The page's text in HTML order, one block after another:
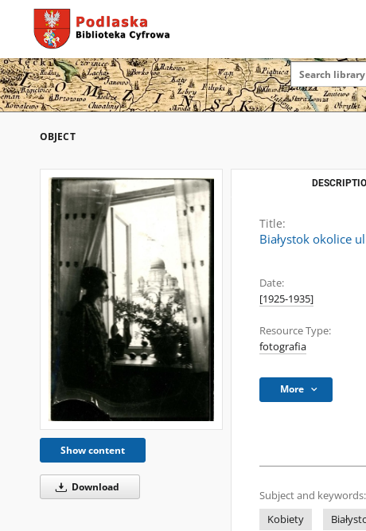
OBJECT
Show content
Download
Title:
Białystok okolice
Date:
[1925-1935]
Resource Type:
fotografia
More
Subject and keywords:
Kobiety